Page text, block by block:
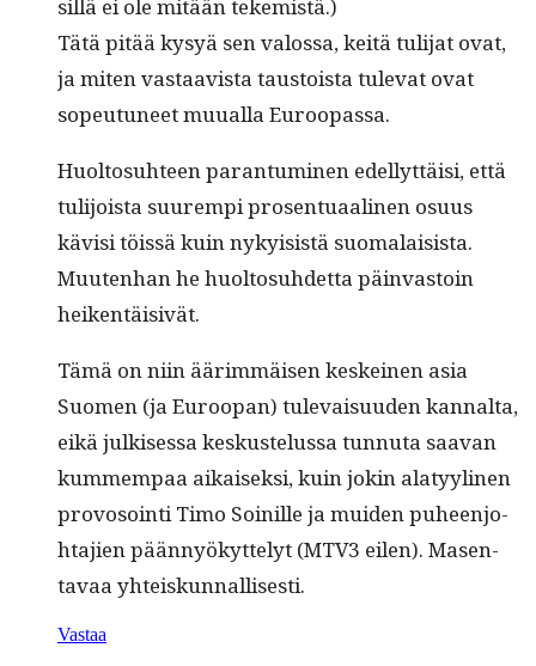
sil­lä ei ole mitään tekemistä.)
Tätä pitää kysyä sen val­os­sa, keitä tuli­jat ovat,
ja miten vas­taav­ista taus­toista tule­vat ovat
sopeu­tuneet muual­la Euroopassa.
Huolto­suh­teen paran­tu­mi­nen edel­lyt­täisi, että
tuli­joista suurem­pi pros­en­tu­aa­li­nen osu­us
kävisi töis­sä kuin nyky­i­sistä suo­ma­lai­sista.
Muuten­han he huolto­suhdet­ta päin­vas­toin
heikentäisivät.
Tämä on niin äärim­mäisen keskeinen asia
Suomen (ja Euroopan) tule­vaisu­u­den kannal­ta,
eikä julkises­sa keskustelus­sa tun­nu­ta saa­van
kum­mem­paa aikaisek­si, kuin jokin alatyy­li­nen
provosoin­ti Timo Soinille ja muiden puheen­jo­
hta­jien pään­nyökyt­te­lyt (MTV3 eilen). Masen­
tavaa yhteiskunnallisesti.
Vastaa